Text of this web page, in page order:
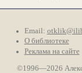
Email:
О библиотеке
Реклама на сайте
©1996—2026